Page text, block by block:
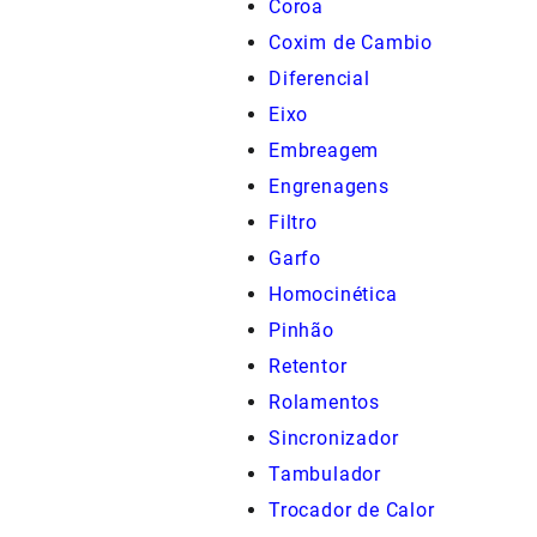
Coroa
Coxim de Cambio
Diferencial
Eixo
Embreagem
Engrenagens
Filtro
Garfo
Homocinética
Pinhão
Retentor
Rolamentos
Sincronizador
Tambulador
Trocador de Calor